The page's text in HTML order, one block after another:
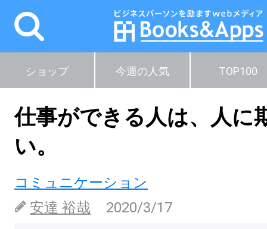
ショップ 今週の人気 TOP100
仕事ができる人は、人に
い。
コミュニケーション
安達 裕哉
2020/3/17